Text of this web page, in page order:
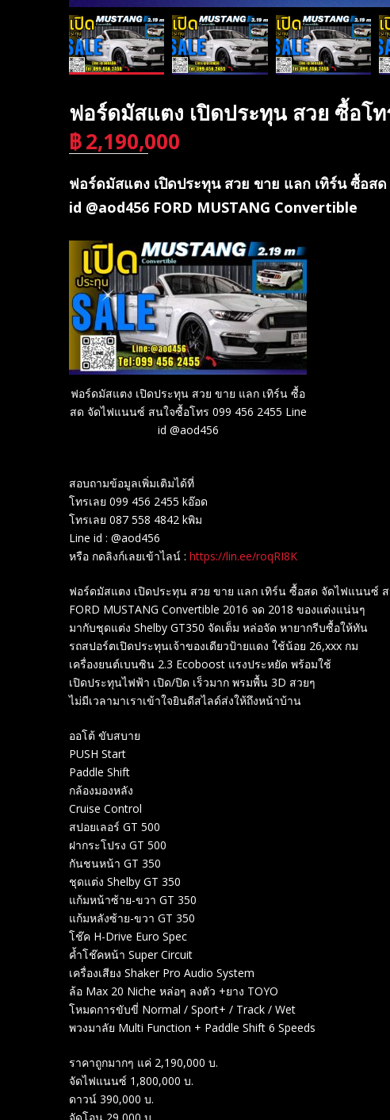
ฟอร์ดมัสแตง เปิดประทุน สวย ซื้อโ
฿2,190,000
ฟอร์ดมัสแตง เปิดประทุน สวย ขาย แลก เทิร์น ซื้อส
id @aod456 FORD MUSTANG Convertible
ฟอร์ดมัสแตง เปิดประทุน สวย ขาย แลก เทิร์น ซื้อ
สด จัดไฟแนนซ์ สนใจซื้อโทร 099 456 2455 Line
id @aod456
สอบถามข้อมูลเพิ่มเติมได้ที่
โทรเลย 099 456 2455 kอ๊อด
โทรเลย 087 558 4842 kพิม
Line id : @aod456
หรือ กดลิงก์เลยเข้าไลน์ : https://lin.ee/roqRI8K
ฟอร์ดมัสแตง เปิดประทุน สวย ขาย แลก เทิร์น ซื้อสด จัดไฟแนนซ์ ส
FORD MUSTANG Convertible 2016 จด 2018 ของแต่งแน่นๆ
มากับชุดแต่ง Shelby GT350 จัดเต็ม หล่อจัด หายากรีบซื้อให้ทัน
รถสปอร์ตเปิดประทุนเจ้าของเดียวป้ายแดง ใช้น้อย 26,xxx กม
เครื่องยนต์เบนซิน 2.3 Ecoboost แรงประหยัด พร้อมใช้
เปิดประทุนไฟฟ้า เปิด/ปิด เร็วมาก พรมพื้น 3D สวยๆ
ไม่มีเวลามาเราเข้าใจยินดีสไลด์ส่งให้ถึงหน้าบ้าน
ออโต้ ขับสบาย
PUSH Start
Paddle Shift
กล้องมองหลัง
Cruise Control
สปอยเลอร์ GT 500
ฝากระโปรง GT 500
กันชนหน้า GT 350
ชุดแต่ง Shelby GT 350
แก้มหน้าซ้าย-ขวา GT 350
แก้มหลังซ้าย-ขวา GT 350
โช๊ค H-Drive Euro Spec
ค้ำโช๊คหน้า Super Circuit
เครื่องเสียง Shaker Pro Audio System
ล้อ Max 20 Niche หล่อๆ ลงตัว +ยาง TOYO
โหมดการขับขี่ Normal / Sport+ / Track / Wet
พวงมาลัย Multi Function + Paddle Shift 6 Speeds
ราคาถูกมากๆ แค่ 2,190,000 บ.
จัดไฟแนนซ์ 1,800,000 บ.
ดาวน์ 390,000 บ.